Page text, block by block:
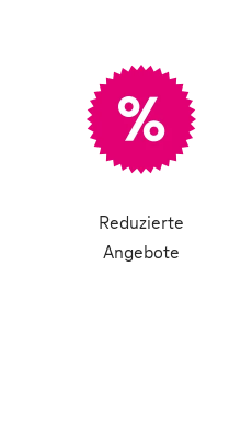
Reduzierte
Angebote